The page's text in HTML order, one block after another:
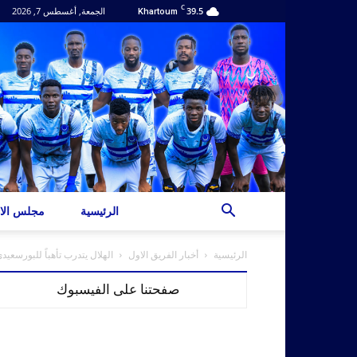
39.5
C
Khartoum الجمعة, أغسطس 7, 2026
مجلس الرئيسية
الرئيسية أخبار الفريق الاول الهلال يتدرب تأهباً
صفحتنا على الفيسبوك